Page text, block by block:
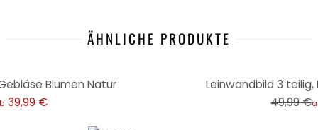
ÄHNLICHE PRODUKTE
Blumen Natur
39,99 €
Leinwandbild 3
49,99 €